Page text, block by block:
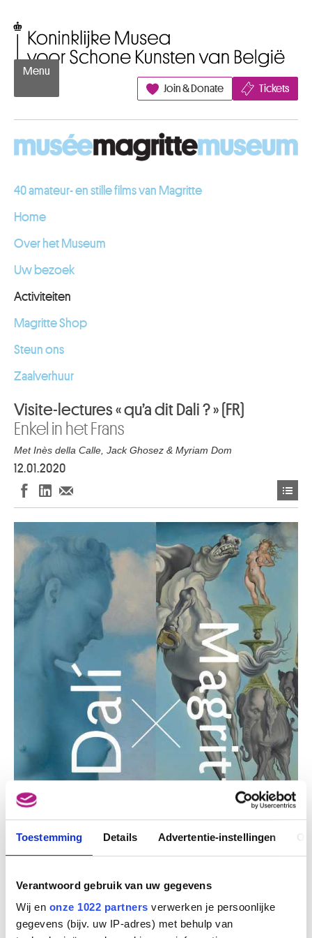
Toestemming Details Advertentie-instellingen
Verantwoord gebruik van uw gegevens
Wij en onze 1022 partners verwerken je persoonlijke
gegevens (bijv. uw IP-adres) met behulp van
Menu
Join & Donate
Tickets
40 amateur- en stille films van Magritte
Home
Over het Museum
Uw bezoek
Activiteiten
Magritte Shop
Steun ons
Zaalverhuur
Visite-lectures « qu’a dit Dali ? » (FR)
Enkel in het Frans
Met Inès della Calle, Jack Ghosez & Myriam Dom
12.01.2020
Deze activiteit vindt enkel plaats in het Frans.